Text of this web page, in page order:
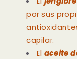
por sus
capilar.
El aceite